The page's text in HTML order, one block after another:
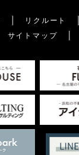
リクルート
サイトマップ